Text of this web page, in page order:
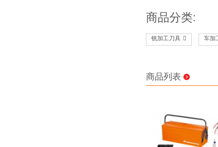
商品分类:
铣加工刀具 车加
商品列表